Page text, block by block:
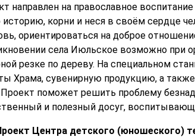
направлен на православное
корни и неся в своём сердце
ориентироваться на доброе
села Июльское возможно при
резке по дереву. На специальном
Храма, сувенирную продукцию, а
Проект поможет решить проблему
и полезный досуг,
Центра детского (юношеского)